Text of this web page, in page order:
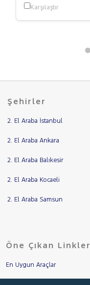
Karşılaştır
Şehirler
2. El Araba İstanbul
2. El Araba Ankara
2. El Araba Balıkesir
2. El Araba Kocaeli
2. El Araba Samsun
Öne Çıkan Linkler
En Uygun Araçlar